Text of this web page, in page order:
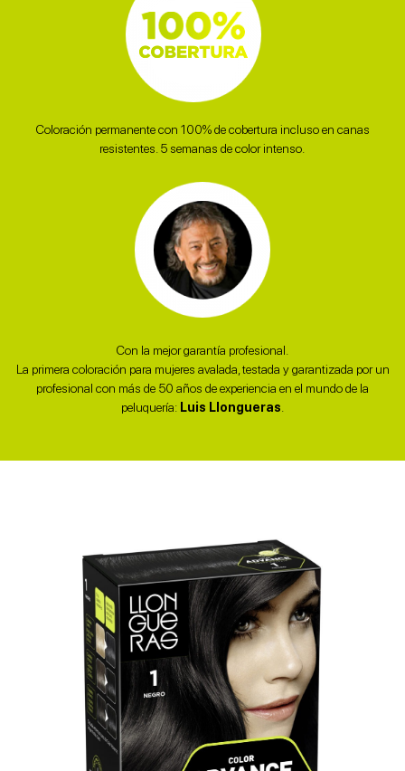
Coloración permanente con 100% de cobertura incluso en canas
resistentes. 5 semanas de color intenso. ​
Con la mejor garantía profesional.
La primera coloración para mujeres avalada, testada y garantizada por un
profesional con más de 50 años de experiencia en el mundo de la
peluquería: Luis Llongueras